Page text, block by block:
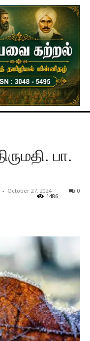
பா.
- October 27, 2024 0
1486